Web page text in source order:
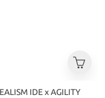
IDE x AGILITY